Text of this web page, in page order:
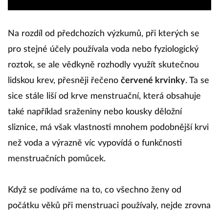
Na rozdíl od předchozích výzkumů, při kterých se
pro stejné účely používala voda nebo fyziologický
roztok, se ale vědkyně rozhodly využít skutečnou
lidskou krev, přesněji řečeno červené krvinky. Ta se
sice stále liší od krve menstruační, která obsahuje
také například sraženiny nebo kousky děložní
sliznice, má však vlastnosti mnohem podobnější krvi
než voda a výrazně víc vypovídá o funkčnosti
menstruačních pomůcek.
Když se podíváme na to, co všechno ženy od
počátku věků při menstruaci používaly, nejde zrovna